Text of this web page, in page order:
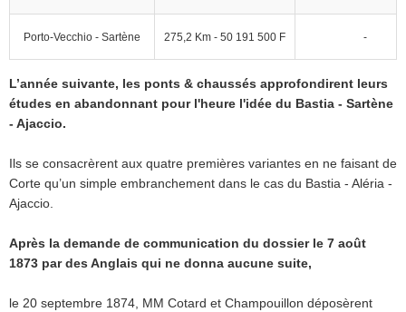
Porto-Vecchio - Sartène 275,2 Km - 50 191 500 F -
L’année suivante, les ponts & chaussés approfondirent leurs
études en abandonnant pour l'heure l'idée du Bastia - Sartène
- Ajaccio.
Ils se consacrèrent aux quatre premières variantes en ne faisant de
Corte qu’un simple embranchement dans le cas du Bastia - Aléria -
Ajaccio.
Après la demande de communication du dossier le 7 août
1873 par des Anglais qui ne donna aucune suite,
le 20 septembre 1874, MM Cotard et Champouillon déposèrent